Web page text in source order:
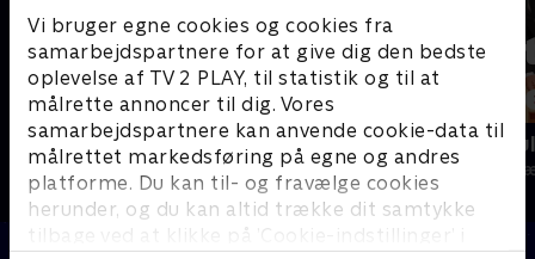
Vi bruger egne cookies og cookies fra
samarbejdspartnere for at give dig den bedste
oplevelse af TV 2 PLAY, til statistik og til at
målrette annoncer til dig. Vores
samarbejdspartnere kan anvende cookie-data til
målrettet markedsføring på egne og andres
platforme. Du kan til- og fravælge cookies
herunder, og du kan altid trække dit samtykke
tilbage ved at klikke på ’Cookie-indstillinger’ i
24 stjerners julikalender
TV-Shows • 1 sæsoner
Rundt på
TV-Shows • 2